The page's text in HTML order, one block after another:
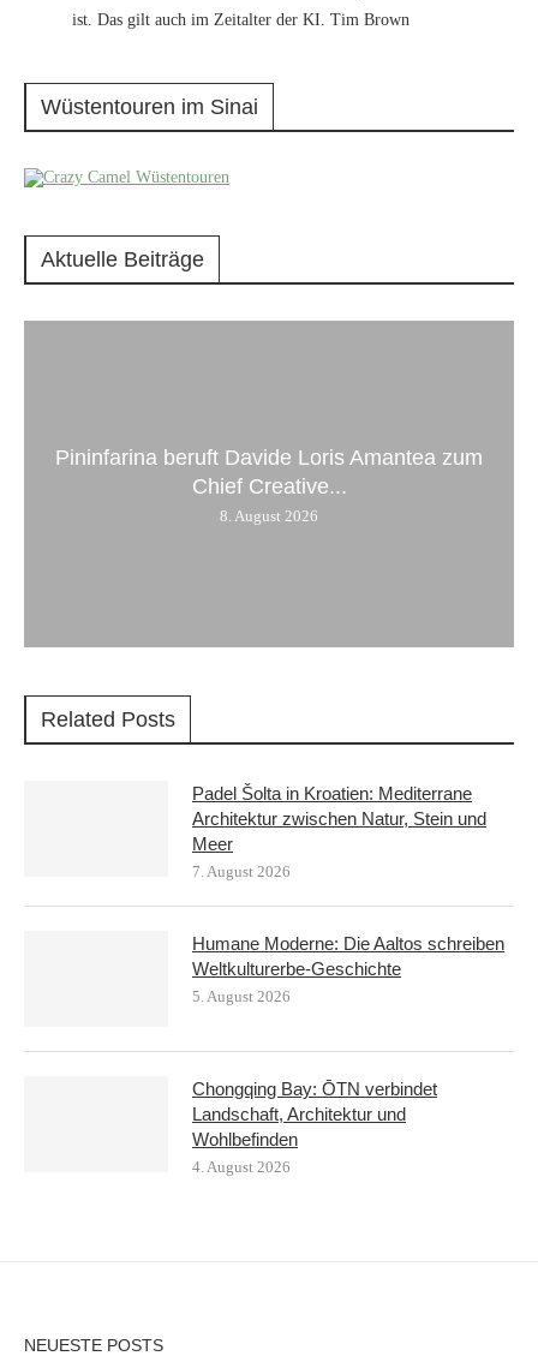
ist. Das gilt auch im Zeitalter der KI. Tim Brown
Wüstentouren im Sinai
Aktuelle Beiträge
Pininfarina beruft Davide Loris Amantea zum
Chief Creative...
8. August 2026
Related Posts
Padel Šolta in Kroatien: Mediterrane
Architektur zwischen Natur, Stein und
Meer
7. August 2026
Humane Moderne: Die Aaltos schreiben
Weltkulturerbe-Geschichte
5. August 2026
Chongqing Bay: ŌTN verbindet
Landschaft, Architektur und
Wohlbefinden
4. August 2026
NEUESTE POSTS